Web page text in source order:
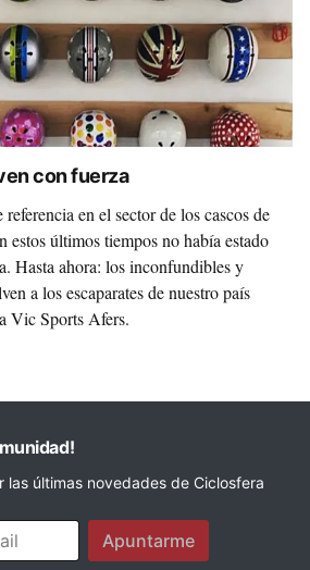
con fuerza
referencia en el sector de los cascos de
estos últimos tiempos no había estado
Hasta ahora: los inconfundibles y
a los escaparates de nuestro país
Vic Sports Afers.
las últimas novedades de Ciclosfera
Apuntarme